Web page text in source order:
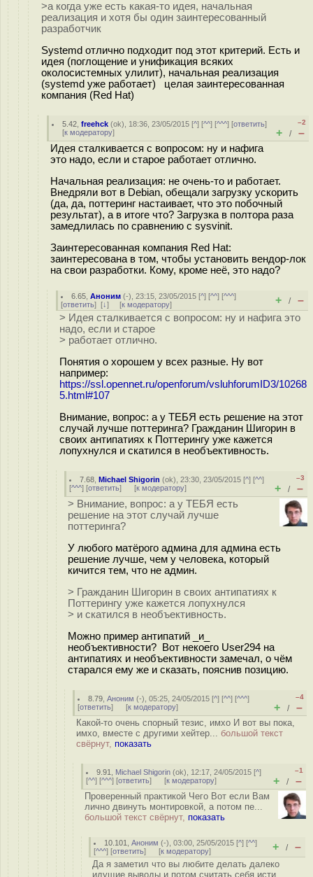
>а когда уже есть какая-то идея, начальная
реализация и хотя бы один заинтересованный
разработчик
Systemd отлично подходит под этот критерий. Есть и
идея (поглощение и унификация всяких
околосистемных улилит), начальная реализация
(systemd уже работает) целая заинтересованная
компания (Red Hat)
5.42 ,freehck (ok), 18:36, 23/05/2015 [^] [^^] [^^^] [ответить]
[к модератору]
–2
+ / –
Идея сталкивается с вопросом: ну и нафига
это надо, если и старое работает отлично.
Начальная реализация: не очень-то и работает.
Внедряли вот в Debian, обещали загрузку ускорить
(да, да, поттеринг настаивает, что это побочный
результат), а в итоге что? Загрузка в полтора раза
замедлилась по сравнению с sysvinit.
Заинтересованная компания Red Hat:
заинтересована в том, чтобы установить вендор-лок
на свои разработки. Кому, кроме неё, это надо?
6.65 ,Аноним (-), 23:15, 23/05/2015 [^] [^^] [^^^]
[ответить] [↓] [к модератору] + / –
> Идея сталкивается с вопросом: ну и нафига это
надо, если и старое
> работает отлично.
Понятия о хорошем у всех разные. Ну вот
например:
https://ssl.opennet.ru/openforum/vsluhforumID3/10268
5.html#107
Внимание, вопрос: а у ТЕБЯ есть решение на этот
случай лучше поттеринга? Гражданин Шигорин в
своих антипатиях к Поттерингу уже кажется
лопухнулся и скатился в необъективность.
7.68 ,Michael Shigorin (ok), 23:30, 23/05/2015 [^] [^^]
[^^^] [ответить] [к модератору]
–3
+ / –
> Внимание, вопрос: а у ТЕБЯ есть
решение на этот случай лучше
поттеринга?
У любого матёрого админа для админа есть
решение лучше, чем у человека, который
кичится тем, что не админ.
> Гражданин Шигорин в своих антипатиях к
Поттерингу уже кажется лопухнулся
> и скатился в необъективность.
Можно пример антипатий _и_
необъективности? Вот некоего User294 на
антипатиях и необъективности замечал, о чём
старался ему же и сказать, пояснив позицию.
8.79 ,Аноним (-), 05:25, 24/05/2015 [^] [^^] [^^^]
[ответить] [к модератору]
–4
+ / –
Какой-то очень спорный тезис, имхо И вот вы пока,
имхо, вместе с другими хейтер... большой текст
свёрнут, показать
9.91 Michael Shigorin (ok), 12:17, 24/05/2015 [^]
[^^] [^^^] [ответить] [к модератору]
–1
+ / –
Проверенный практикой Чего Вот если Вам
лично двинуть монтировкой, а потом пе...
большой текст свёрнут, показать
10.101 ,Аноним (-), 03:00, 25/05/2015 [^] [^^]
[^^^] [ответить] [к модератору] + / –
Да я заметил что вы любите делать далеко
идущие выводы и потом считать себя исти...